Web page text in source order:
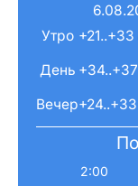
+21..+33
+34..+37
+24..+33
Вечер
День
Утро
2:00